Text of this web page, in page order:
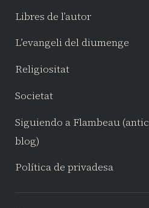
Libres de l’autor
L’evangeli del diumenge
Religiositat
Societat
Siguiendo a Flambeau (antic
blog)
Política de privadesa